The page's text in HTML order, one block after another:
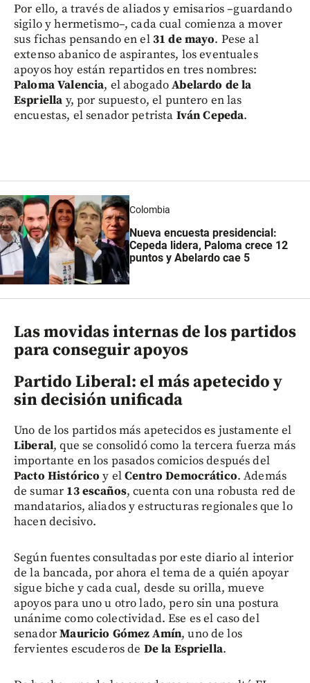
Por ello, a través de aliados y emisarios –guardando
sigilo y hermetismo–, cada cual comienza a mover
sus fichas pensando en el31 de mayo. Pese al
extenso abanico de aspirantes, los eventuales
apoyos hoy están repartidos en tres nombres:
Paloma Valencia, el abogadoAbelardo de la
Espriella y, por supuesto, el puntero en las
encuestas, el senador petrista Iván Cepeda.
Colombia
Nueva encuesta presidencial:
Cepeda lidera, Paloma crece 12
puntos y Abelardo cae 5
Las movidas internas de los partidos
para conseguir apoyos
Partido Liberal: el más apetecido y
sin decisión unificada
Uno de los partidos más apetecidos es justamente el
Liberal, que se consolidó como la tercera fuerza más
importante en los pasados comicios después del
Pacto Histórico y elCentro Democrático. Además
de sumar 13 escaños, cuenta con una robusta red de
mandatarios, aliados y estructuras regionales que lo
hacen decisivo.
Según fuentes consultadas por este diario al interior
de la bancada, por ahora el tema de a quién apoyar
sigue biche y cada cual, desde su orilla, mueve
apoyos para uno u otro lado, pero sin una postura
unánime como colectividad. Ese es el caso del
senadorMauricio Gómez Amín, uno de los
fervientes escuderos de De la Espriella.